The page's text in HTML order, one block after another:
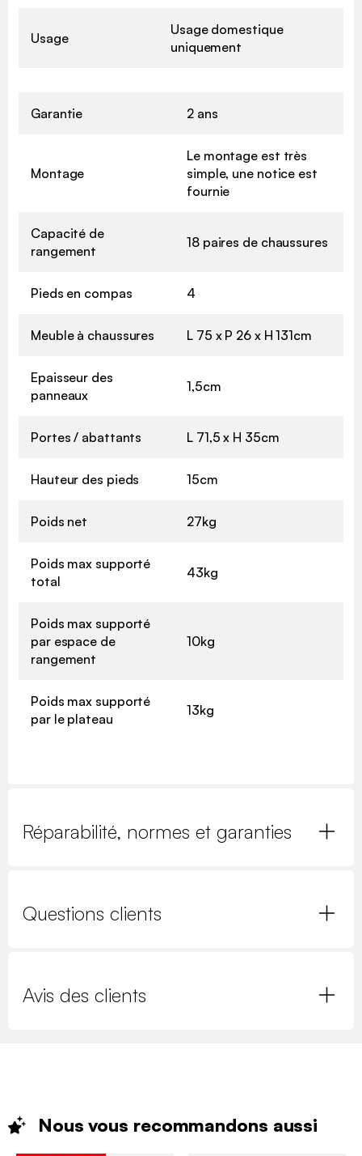
Usage
Usage domestique
uniquement
Garantie 2 ans
Montage
Le montage est très
simple, une notice est
fournie
Capacité de
rangement
18 paires de chaussures
Pieds en compas 4
Meuble à chaussures L 75 x P 26 x H 131cm
Epaisseur des
panneaux
1,5cm
Portes / abattants L 71,5 x H 35cm
Hauteur des pieds 15cm
Poids net 27kg
Poids max supporté
total
43kg
Poids max supporté
par espace de
rangement
10kg
Poids max supporté
par le plateau
13kg
Réparabilité, normes et garanties
Questions clients
Avis des clients
Nous vous recommandons aussi